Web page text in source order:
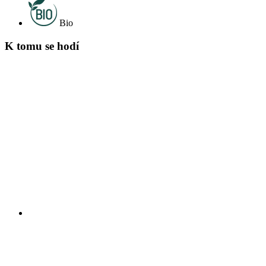
Bio
K tomu se hodí